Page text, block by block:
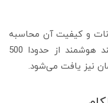
و کیفیت آن محاسبه
می‌شود، اما بصورت کلی قیمت مچ بند هوشمند از حدودا 500